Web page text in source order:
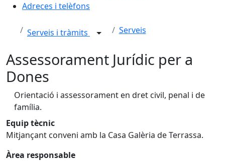
Adreces i telèfons
Serveis i tràmits Serveis
Assessorament Jurídic per a
Dones
Orientació i assessorament en dret civil, penal i de
família.
Equip tècnic
Mitjançant conveni amb la Casa Galèria de Terrassa.
Àrea responsable